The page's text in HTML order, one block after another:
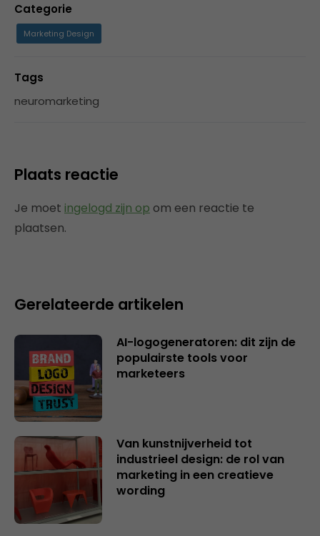
Categorie
Marketing Design
Tags
neuromarketing
Plaats reactie
Je moet ingelogd zijn op om een reactie te
plaatsen.
Gerelateerde artikelen
AI-logogeneratoren: dit zijn de
populairste tools voor
marketeers
Van kunstnijverheid tot
industrieel design: de rol van
marketing in een creatieve
wording